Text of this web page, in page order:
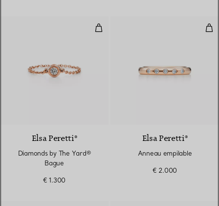
Diamonds by The Yard® Bague
Elsa Peretti®
Diamonds by The Yard®
Bague
€ 1.300
Elsa Peretti®
Anneau empilable
€ 2.000